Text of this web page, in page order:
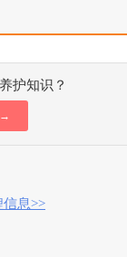
护知识？
→
息>>